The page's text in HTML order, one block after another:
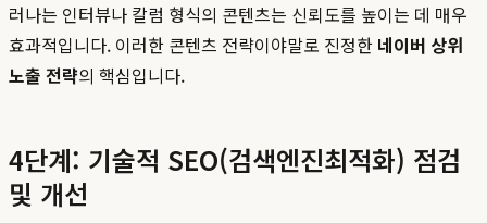
러나는 인터뷰나 칼럼 형식의 콘텐츠는 신뢰도를 높이는 데 매우
효과적입니다. 이러한 콘텐츠 전략이야말로 진정한 네이버 상위
노출 전략의 핵심입니다.
4단계: 기술적 SEO(검색엔진최적화) 점검
및 개선